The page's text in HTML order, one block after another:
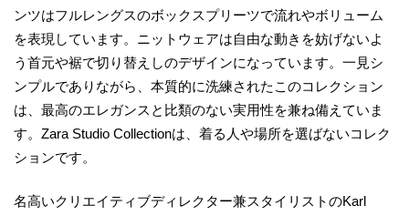
ンツはフルレングスのボックスプリーツで流れやボリューム
を表現しています。ニットウェアは自由な動きを妨げないよ
う首元や裾で切り替えしのデザインになっています。一見シ
ンプルでありながら、本質的に洗練されたこのコレクション
は、最高のエレガンスと比類のない実用性を兼ね備えていま
す。Zara Studio Collectionは、着る人や場所を選ばないコレク
ションです。
名高いクリエイティブディレクター兼スタイリストのKarl